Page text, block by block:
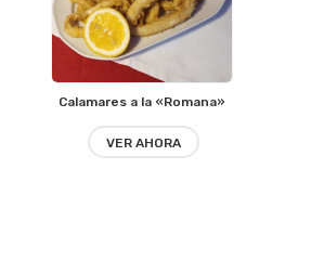
Calamares a la «Romana»
VER AHORA